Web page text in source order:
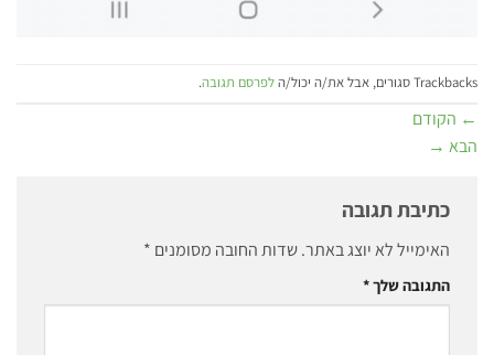
Trackbacks סגורים, אבל את/ה יכול/ה לפרסם תגובה.
← הקודם
הבא →
כתיבת תגובה
האימייל לא יוצג באתר.שדות החובה מסומנים *
התגובה שלך*